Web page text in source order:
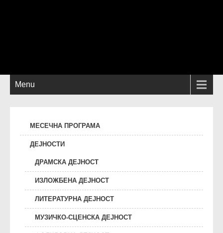
Menu
МЕСЕЧНА ПРОГРАМА
ДЕЈНОСТИ
ДРАМСКА ДЕЈНОСТ
ИЗЛОЖБЕНА ДЕЈНОСТ
ЛИТЕРАТУРНА ДЕЈНОСТ
МУЗИЧКО-СЦЕНСКА ДЕЈНОСТ